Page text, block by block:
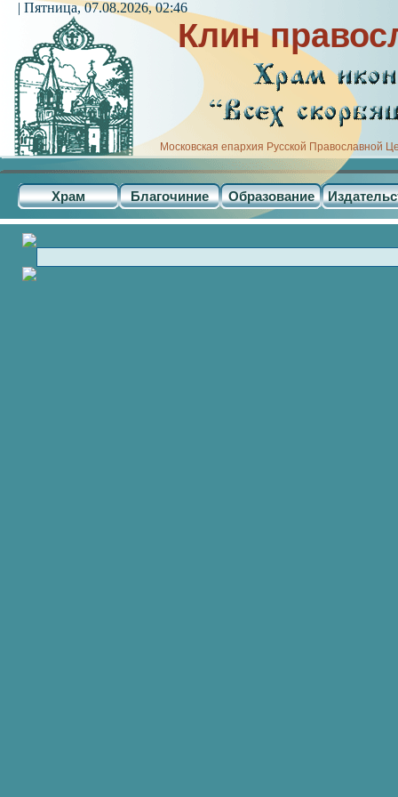
Клин
Московская епархия Русской Православной
Храм Благочиние Образование
| Пятница, 07.08.2026, 02:46